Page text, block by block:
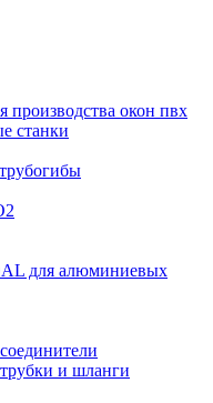
производства окон пвх
станки
для алюминиевых
и шланги